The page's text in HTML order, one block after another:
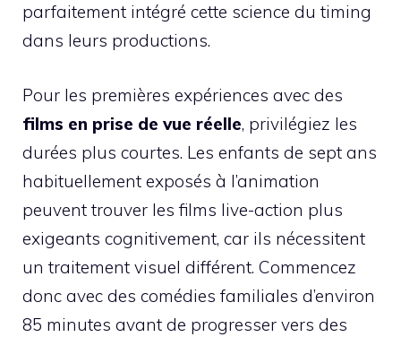
parfaitement intégré cette science du timing
dans leurs productions.
Pour les premières expériences avec des
films en prise de vue réelle, privilégiez les
durées plus courtes. Les enfants de sept ans
habituellement exposés à l’animation
peuvent trouver les films live-action plus
exigeants cognitivement, car ils nécessitent
un traitement visuel différent. Commencez
donc avec des comédies familiales d’environ
85 minutes avant de progresser vers des